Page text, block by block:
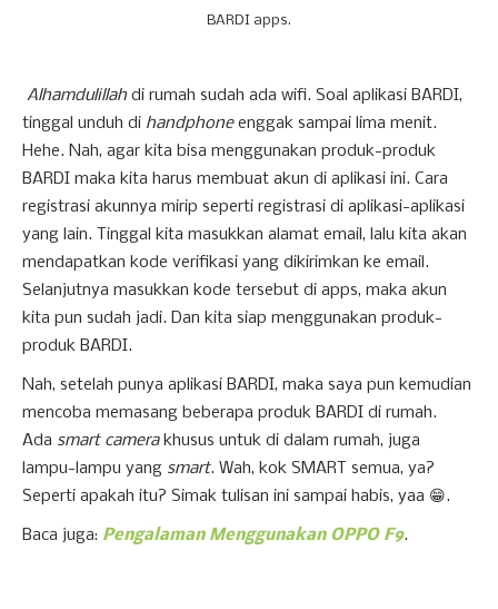
BARDI apps.
Alhamdulillah di rumah sudah ada wifi. Soal aplikasi BARDI,
tinggal unduh di handphoneenggak sampai lima menit.
Hehe. Nah, agar kita bisa menggunakan produk-produk
BARDI maka kita harus membuat akun di aplikasi ini. Cara
registrasi akunnya mirip seperti registrasi di aplikasi-aplikasi
yang lain. Tinggal kita masukkan alamat email, lalu kita akan
mendapatkan kode verifikasi yang dikirimkan ke email.
Selanjutnya masukkan kode tersebut di apps, maka akun
kita pun sudah jadi. Dan kita siap menggunakan produk-
produk BARDI.
Nah, setelah punya aplikasi BARDI, maka saya pun kemudian
mencoba memasang beberapa produk BARDI di rumah.
Ada smart camerakhusus untuk di dalam rumah, juga
lampu-lampu yang smart. Wah, kok SMART semua, ya?
Seperti apakah itu? Simak tulisan ini sampai habis, yaa 😁.
Baca juga: Pengalaman Menggunakan OPPO F9.